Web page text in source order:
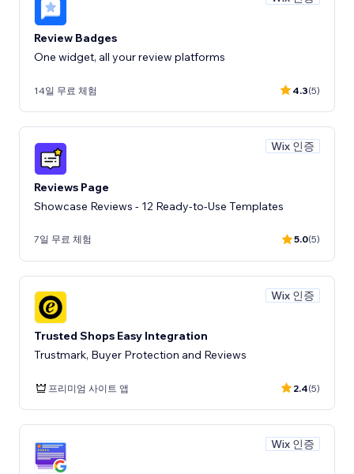
Review Badges
One widget, all your review platforms
14일 무료 체험 4.3(5)
Wix 인증
Reviews Page
Showcase Reviews - 12 Ready-to-Use Templates
7일 무료 체험 5.0(5)
Wix 인증
Trusted Shops Easy Integration
Trustmark, Buyer Protection and Reviews
프리미엄 사이트 앱 2.4(5)
Wix 인증